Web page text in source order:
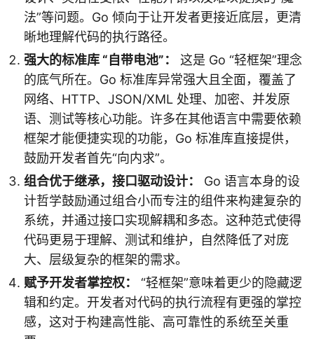
法”等问题。Go 倾向于让开发者更接近底层，更清
晰地理解代码的执行路径。
强大的标准库 “自带电池”：
这是 Go “轻框架”理念
的底气所在。Go 标准库异常强大且全面，覆盖了
网络、HTTP、JSON/XML 处理、加密、并发原
语、测试等核心功能。许多在其他语言中需要依赖
框架才能便捷实现的功能，Go 标准库直接提供，
鼓励开发者首先“向内求”。
组合优于继承，接口驱动设计：
Go 语言本身的设
计哲学鼓励通过组合小而专注的组件来构建复杂的
系统，并通过接口实现解耦和多态。这种范式使得
代码更易于理解、测试和维护，自然降低了对庞
大、层级复杂的框架的需求。
赋予开发者掌控权：
“轻框架”意味着更少的隐藏逻
辑和约定。开发者对代码的执行流程有更强的掌控
感，这对于构建高性能、高可靠性的系统至关重